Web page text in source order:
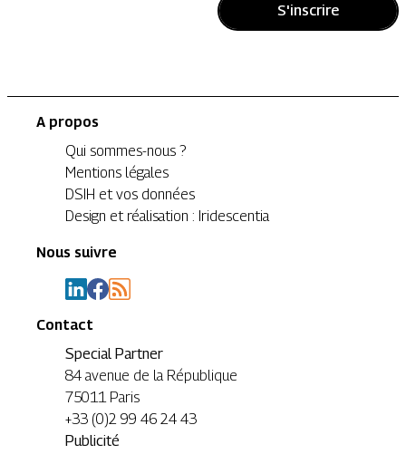
S'inscrire
A propos
Qui sommes-nous ?
Mentions légales
DSIH et vos données
Design et réalisation : Iridescentia
Nous suivre
Contact
Special Partner
84 avenue de la République
75011 Paris
+33 (0)2 99 46 24 43
Publicité